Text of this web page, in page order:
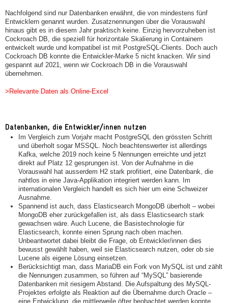
Nachfolgend sind nur Datenbanken erwähnt, die von mindestens fünf
Entwicklern genannt wurden. Zusatznennungen über die Vorauswahl
hinaus gibt es in diesem Jahr praktisch keine. Einzig hervorzuheben ist
Cockroach DB, die speziell für horizontale Skalierung in Containern
entwickelt wurde und kompatibel ist mit PostgreSQL-Clients. Doch auch
Cockroach DB konnte die Entwickler-Marke 5 nicht knacken. Wir sind
gespannt auf 2021, wenn wir Cockroach DB in die Vorauswahl
übernehmen.
>Relevante Daten als Online-Excel
Datenbanken, die Entwickler/innen nutzen
Im Vergleich zum Vorjahr macht PostgreSQL den grössten Schritt
und überholt sogar MSSQL. Noch beachtenswerter ist allerdings
Kafka, welche 2019 noch keine 5 Nennungen erreichte und jetzt
direkt auf Platz 12 gesprungen ist. Von der Aufnahme in die
Vorauswahl hat ausserdem H2 stark profitiert, eine Datenbank, die
nahtlos in eine Java-Applikation integriert werden kann. Im
internationalen Vergleich handelt es sich hier um eine Schweizer
Ausnahme.
Spannend ist auch, dass Elasticsearch MongoDB überholt – wobei
MongoDB eher zurückgefallen ist, als dass Elasticsearch stark
gewachsen wäre. Auch Lucene, die Basistechnologie für
Elasticsearch, konnte einen Sprung nach oben machen.
Unbeantwortet dabei bleibt die Frage, ob Entwickler/innen dies
bewusst gewählt haben, weil sie Elasticsearch nutzen, oder ob sie
Lucene als eigene Lösung einsetzen.
Berücksichtigt man, dass MariaDB ein Fork von MySQL ist und zählt
die Nennungen zusammen, so führen auf “MySQL” basierende
Datenbanken mit riesigem Abstand. Die Aufspaltung des MySQL-
Projektes erfolgte als Reaktion auf die Übernahme durch Oracle –
eine Entwicklung, die mittlerweile öfter beobachtet werden konnte